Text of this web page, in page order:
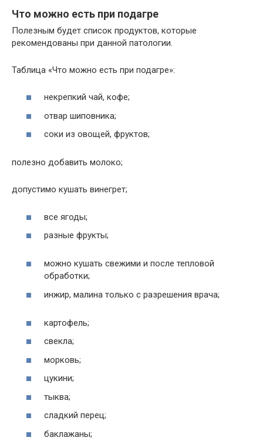
Что можно есть при подагре
Полезным будет список продуктов, которые
рекомендованы при данной патологии.
Таблица «Что можно есть при подагре»:
некрепкий чай, кофе;
отвар шиповника;
соки из овощей, фруктов;
полезно добавить молоко;
допустимо кушать винегрет;
все ягоды;
разные фрукты;
можно кушать свежими и после тепловой
обработки;
инжир, малина только с разрешения врача;
картофель;
свекла;
морковь;
цукини;
тыква;
сладкий перец;
баклажаны;